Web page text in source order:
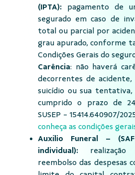
(IPTA): pagamento de
segurado em caso de
total ou parcial por
grau apurado, conforme
Condições Gerais do
Carência: não haverá
decorrentes de acidente,
suicídio ou sua tentativa,
cumprido o prazo de 24
SUSEP - 15414.640907/
conheça as condições
Auxílio Funeral –
individual):
reembolso das despesas